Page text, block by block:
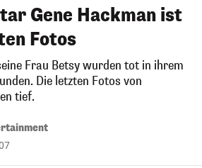
Gene Hackman ist
Fotos
Frau Betsy wurden tot in ihrem
Die letzten Fotos von
tief.